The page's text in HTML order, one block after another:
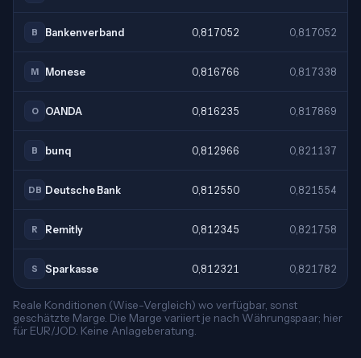
B Bankenverband 0,817052 0,817052
M Monese 0,816766 0,817338
O OANDA 0,816235 0,817869
B bunq 0,812966 0,821137
DB Deutsche Bank 0,812550 0,821554
R Remitly 0,812345 0,821758
S Sparkasse 0,812321 0,821782
Reale Konditionen (Wise-Vergleich) wo verfügbar, sonst
geschätzte Marge. Die Marge variiert je nach Währungspaar; hier
für EUR/JOD. Keine Anlageberatung.